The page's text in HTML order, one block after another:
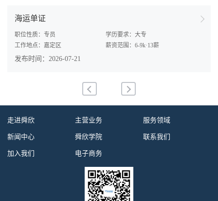
海运单证
职位性质：专员
学历要求：大专
工作地点：嘉定区
薪资范围：6-9k·13薪
发布时间：2026-07-21
走进舜欣 主营业务 服务领域
新闻中心 舜欣学院 联系我们
加入我们 电子商务